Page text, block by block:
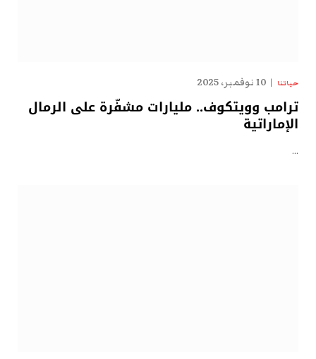
حياتنا 10 نوفمبر، 2025
ترامب وويتكوف.. مليارات مشفّرة على الرمال
الإماراتية
…